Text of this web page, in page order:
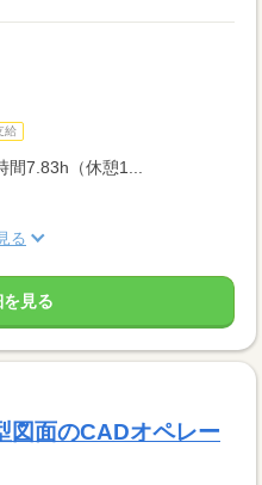
給
間7.83h（休憩1...
る
見る
図面のCADオペレー